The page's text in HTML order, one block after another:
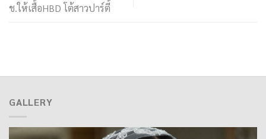
ช.ให้เสื้อHBD โต้สาวปาร์ตี้
GALLERY